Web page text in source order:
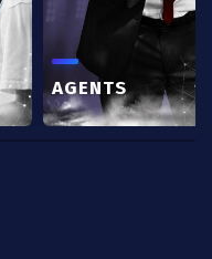
AGENTS